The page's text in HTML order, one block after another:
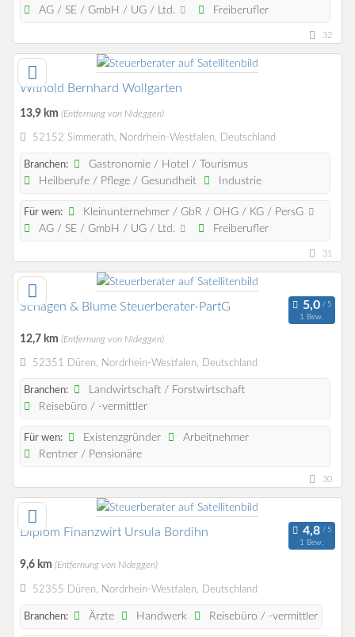
AG / SE / GmbH / UG / Ltd.
Freiberufler
32
Withold Bernhard Wollgarten
13,9 km (Entfernung von Nideggen)
52152 Simmerath, Nordrhein-Westfalen, Deutschland
Branchen:
Gastronomie / Hotel / Tourismus
Heilberufe / Pflege / Gesundheit
Industrie
Für wen:
Kleinunternehmer / GbR / OHG / KG / PersG
AG / SE / GmbH / UG / Ltd.
Freiberufler
31
Schagen & Blume Steuerberater-PartG
1 Bew.
12,7 km (Entfernung von Nideggen)
52351 Düren, Nordrhein-Westfalen, Deutschland
Branchen:
Landwirtschaft / Forstwirtschaft
Reisebüro / -vermittler
Für wen: Existenzgründer
Arbeitnehmer
Rentner / Pensionäre
30
Diplom Finanzwirt Ursula Bordihn
1 Bew.
9,6 km (Entfernung von Nideggen)
52355 Düren, Nordrhein-Westfalen, Deutschland
Branchen: Ärzte Handwerk Reisebüro / -vermittler